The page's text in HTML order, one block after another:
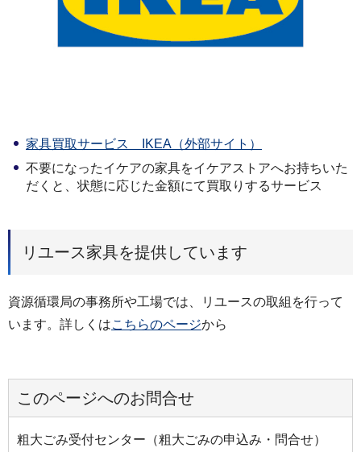
家具買取サービス IKEA（外部サイト）
不要になったイケアの家具をイケアストアへお持ちいた
だくと、状態に応じた金額にて買取りするサービス
リユース家具を提供しています
資源循環局の事務所や工場では、リユースの取組を行って
います。詳しくはこちらのページから
このページへのお問合せ
粗大ごみ受付センター（粗大ごみの申込み・問合せ）